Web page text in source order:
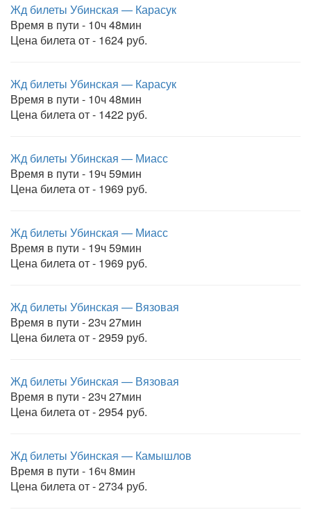
Жд билеты Убинская — Карасук
Время в пути - 10ч 48мин
Цена билета от - 1624 руб.
Жд билеты Убинская — Карасук
Время в пути - 10ч 48мин
Цена билета от - 1422 руб.
Жд билеты Убинская — Миасс
Время в пути - 19ч 59мин
Цена билета от - 1969 руб.
Жд билеты Убинская — Миасс
Время в пути - 19ч 59мин
Цена билета от - 1969 руб.
Жд билеты Убинская — Вязовая
Время в пути - 23ч 27мин
Цена билета от - 2959 руб.
Жд билеты Убинская — Вязовая
Время в пути - 23ч 27мин
Цена билета от - 2954 руб.
Жд билеты Убинская — Камышлов
Время в пути - 16ч 8мин
Цена билета от - 2734 руб.